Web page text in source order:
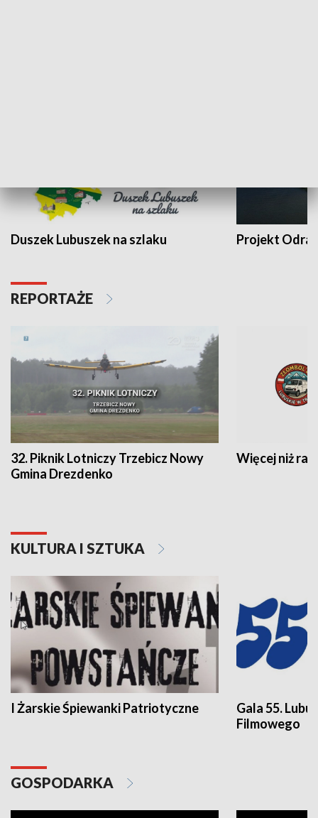
Duszek Lubuszek na szlaku Projekt Odra
REPORTAŻE
32. Piknik Lotniczy Trzebicz Nowy
Gmina Drezdenko
Więcej niż rajd
KULTURA I SZTUKA
I Żarskie Śpiewanki Patriotyczne
Gala 55.
Filmowego
GOSPODARKA